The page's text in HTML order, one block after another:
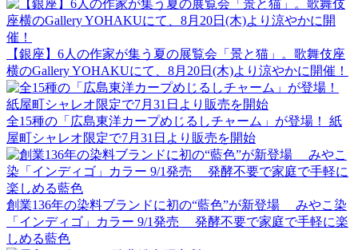
【銀座】6人の作家が集う夏の展覧会「景と猫」。歌舞伎座
横のGallery YOHAKUにて、8月20日(木)より涼やかに開催！
全15種の「広島東洋カープめじるしチャーム」が登場！ 紙
屋町シャレオ限定で7月31日より販売を開始
創業136年の染料ブランドに初の“藍色”が新登場 みやこ染
「インディゴ」カラー 9/1発売 発酵不要で家庭で手軽に楽
しめる藍色